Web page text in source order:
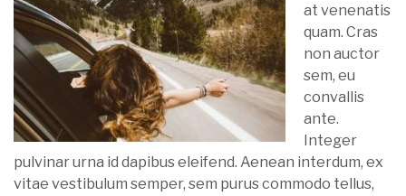
at venenatis
quam. Cras
non auctor
sem, eu
convallis
ante.
Integer
pulvinar urna id dapibus eleifend. Aenean interdum, ex
vitae vestibulum semper, sem purus commodo tellus,